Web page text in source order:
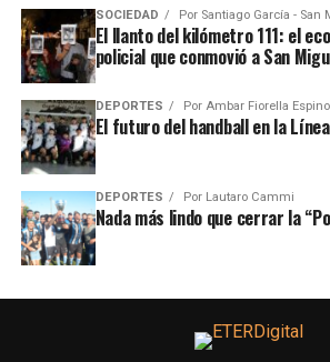
SOCIEDAD Por Santiago García - San
El llanto del kilómetro 111: el
policial que conmovió a San
DEPORTES Por Ambar Fiorella
El futuro del handball en la
DEPORTES Por Lautaro Cammi
Nada más lindo que cerrar la